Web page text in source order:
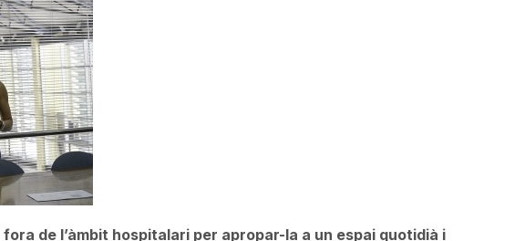
de l’àmbit hospitalari per apropar-la a un espai quotidià i